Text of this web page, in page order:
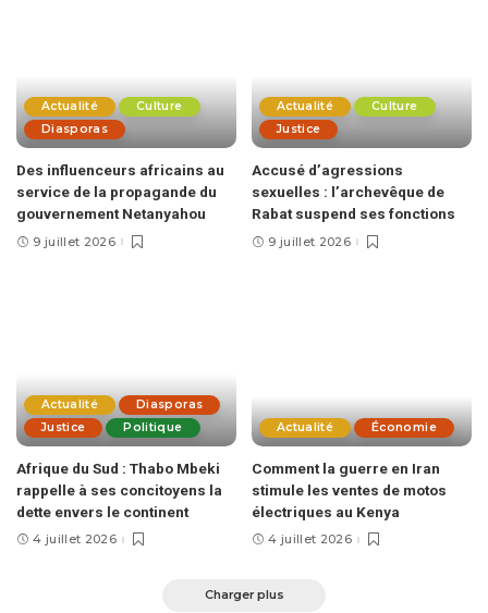
Actualité
Culture
Diasporas
Des influenceurs africains au
service de la propagande du
gouvernement Netanyahou
9 juillet 2026
Actualité
Culture
Justice
Accusé d’agressions
sexuelles : l’archevêque de
Rabat suspend ses fonctions
9 juillet 2026
Actualité
Diasporas
Justice
Politique
Afrique du Sud : Thabo Mbeki
rappelle à ses concitoyens la
dette envers le continent
4 juillet 2026
Actualité Économie
Comment la guerre en Iran
stimule les ventes de motos
électriques au Kenya
4 juillet 2026
Charger plus